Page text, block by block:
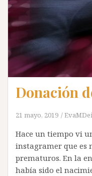
Donación
21 mayo, 2019
Hace un tiempo vi
instagramer que es
prematuros. En la
había sido el